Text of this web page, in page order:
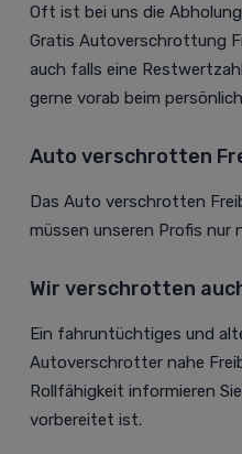
Oft ist bei uns die
Gratis Autoverschrottung
auch falls eine
gerne vorab beim
Auto verschrotten
Das Auto verschrotten
müssen unseren Profis nur
Wir verschrotten
Ein fahruntüchtiges und
Autoverschrotter nahe
Rollfähigkeit informieren
vorbereitet ist.